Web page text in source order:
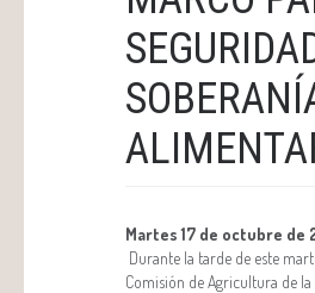
Martes 17 de octubre de
Durante la tarde de este
Comisión de Agricultura de